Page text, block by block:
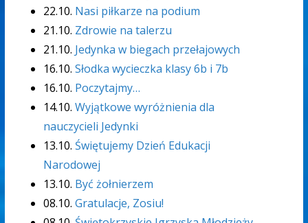
22.10. Nasi piłkarze na podium
21.10. Zdrowie na talerzu
21.10. Jedynka w biegach przełajowych
16.10. Słodka wycieczka klasy 6b i 7b
16.10. Poczytajmy…
14.10. Wyjątkowe wyróżnienia dla
nauczycieli Jedynki
13.10. Świętujemy Dzień Edukacji
Narodowej
13.10. Być żołnierzem
08.10. Gratulacje, Zosiu!